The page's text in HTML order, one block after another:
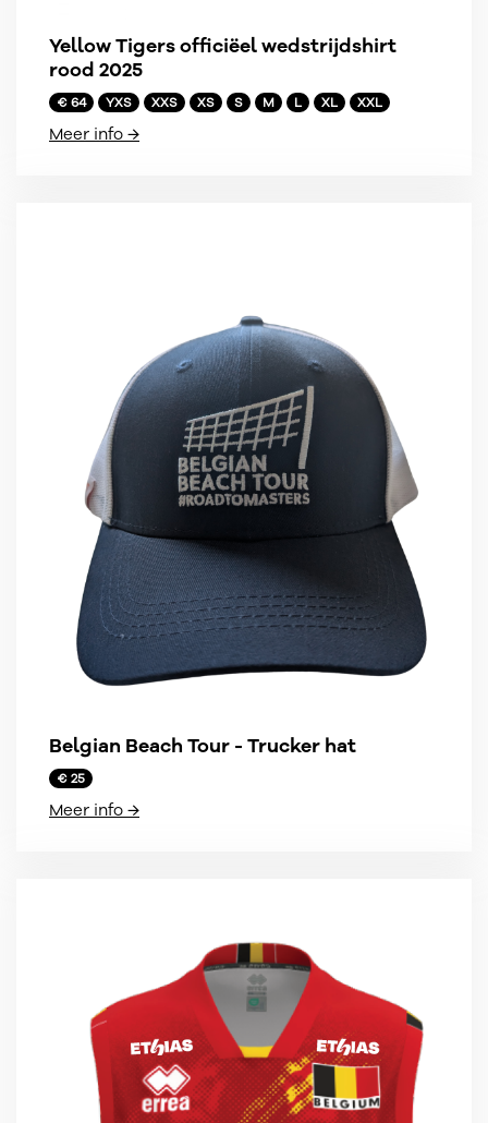
Yellow Tigers officiëel wedstrijdshirt
rood 2025
€ 64 YXS XXS XS S M L XL XXL
Meer info →
Belgian Beach Tour - Trucker hat
€ 25
Meer info →